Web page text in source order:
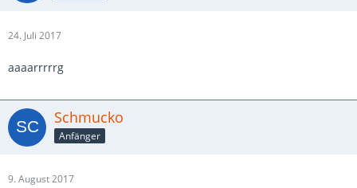
24. Juli 2017
aaaarrrrrg
Schmucko
Anfänger
9. August 2017